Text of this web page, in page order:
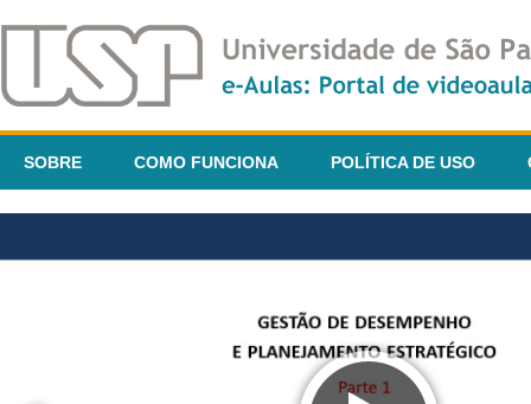
SOBRE COMO FUNCIONA POLÍTICA DE USO